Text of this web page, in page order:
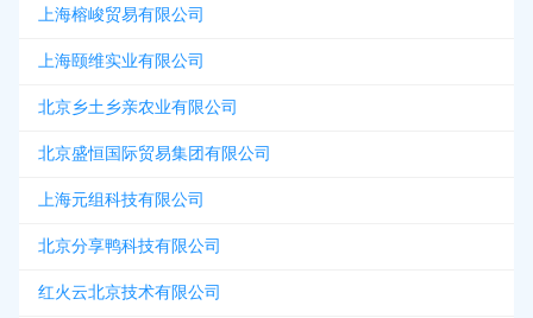
上海榕峻贸易有限公司
上海颐维实业有限公司
北京乡土乡亲农业有限公司
北京盛恒国际贸易集团有限公司
上海元组科技有限公司
北京分享鸭科技有限公司
红火云北京技术有限公司